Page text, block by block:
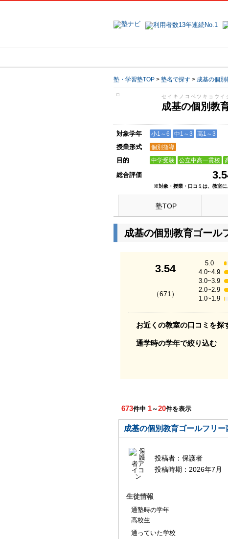
塾・学習塾TOP > 塾名で探す > 成基の個別
セイキノコベツキョウ
成基の個別教
対象学年 小1～6 中1～3 高1～3
授業形式 個別指導
目的 中学受験 公立中高一貫校
総合評価
※対象・授業・口コミは、教室に
塾TOP
成基の個別教育ゴール
3.54
（671）
5.0
4.0~4.9
3.0~3.9
2.0~2.9
1.0~1.9
お近くの教室の口コミを探
通学時の学年で絞り込む
673件中 1～20件を表示
成基の個別教育ゴールフリ
投稿者： 保護者
投稿時期： 2026年7月
生徒情報
通塾時の学年
高校生
通っていた学校